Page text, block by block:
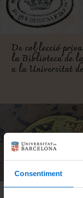
Consentiment
L’exposició